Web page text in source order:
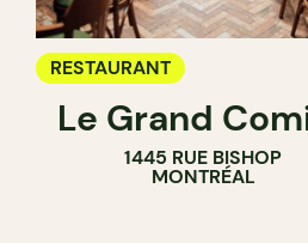
RESTAURANT
Le Grand
1445 RUE BISHOP
MONTRÉAL